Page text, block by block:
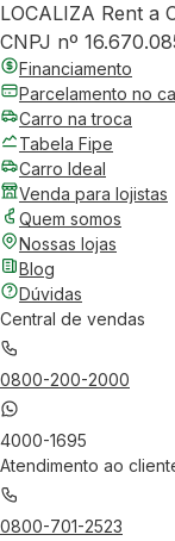
LOCALIZA Rent a
CNPJ nº
Financiamento
Parcelamento no
Carro na troca
Tabela Fipe
Carro Ideal
Venda para lojistas
Quem somos
Nossas lojas
Blog
Dúvidas
Central de vendas
0800-200-2000
4000-1695
Atendimento ao
0800-701-2523